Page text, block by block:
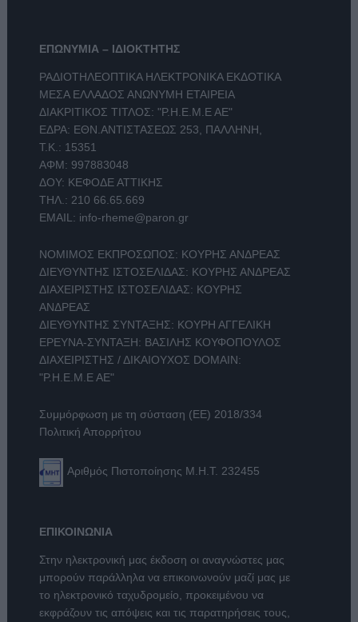
ΕΠΩΝΥΜΙΑ – ΙΔΙΟΚΤΗΤΗΣ
ΡΑΔΙΟΤΗΛΕΟΠΤΙΚΑ ΗΛΕΚΤΡΟΝΙΚΑ ΕΚΔΟΤΙΚΑ
ΜΕΣΑ ΕΛΛΑΔΟΣ ΑΝΩΝΥΜΗ ΕΤΑΙΡΕΙΑ
ΔΙΑΚΡΙΤΙΚΟΣ ΤΙΤΛΟΣ: "Ρ.Η.Ε.Μ.Ε ΑΕ"
ΕΔΡΑ: ΕΘΝ.ΑΝΤΙΣΤΑΣΕΩΣ 253, ΠΑΛΛΗΝΗ,
Τ.Κ.: 15351
ΑΦΜ: 997883048
ΔΟΥ: ΚΕΦΟΔΕ ΑΤΤΙΚΗΣ
ΤΗΛ.: 210 66.65.669
EMAIL: info-rheme@paron.gr
ΝΟΜΙΜΟΣ ΕΚΠΡΟΣΩΠΟΣ: ΚΟΥΡΗΣ ΑΝΔΡΕΑΣ
ΔΙΕΥΘΥΝΤΗΣ ΙΣΤΟΣΕΛΙΔΑΣ: ΚΟΥΡΗΣ ΑΝΔΡΕΑΣ
ΔΙΑΧΕΙΡΙΣΤΗΣ ΙΣΤΟΣΕΛΙΔΑΣ: ΚΟΥΡΗΣ
ΑΝΔΡΕΑΣ
ΔΙΕΥΘΥΝΤΗΣ ΣΥΝΤΑΞΗΣ: ΚΟΥΡΗ ΑΓΓΕΛΙΚΗ
ΕΡΕΥΝΑ-ΣΥΝΤΑΞΗ: ΒΑΣΙΛΗΣ ΚΟΥΦΟΠΟΥΛΟΣ
ΔΙΑΧΕΙΡΙΣΤΗΣ / ΔΙΚΑΙΟΥΧΟΣ DOMAIN:
"Ρ.Η.Ε.Μ.Ε ΑΕ"
Συμμόρφωση με τη σύσταση (ΕΕ) 2018/334
Πολιτική Απορρήτου
Αριθμός Πιστοποίησης Μ.Η.Τ. 232455
ΕΠΙΚΟΙΝΩΝΙΑ
Στην ηλεκτρονική μας έκδοση οι αναγνώστες μας
μπορούν παράλληλα να επικοινωνούν μαζί μας με
το ηλεκτρονικό ταχυδρομείο, προκειμένου να
εκφράζουν τις απόψεις και τις παρατηρήσεις τους,